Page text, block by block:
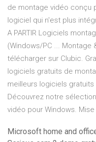
de montage vidéo conçu
logiciel qui n'est plus
A PARTIR Logiciels
(Windows/PC ... Montage
télécharger sur Clubic.
logiciels gratuits de
meilleurs logiciels
Découvrez notre
vidéo pour Windows.
Microsoft home and